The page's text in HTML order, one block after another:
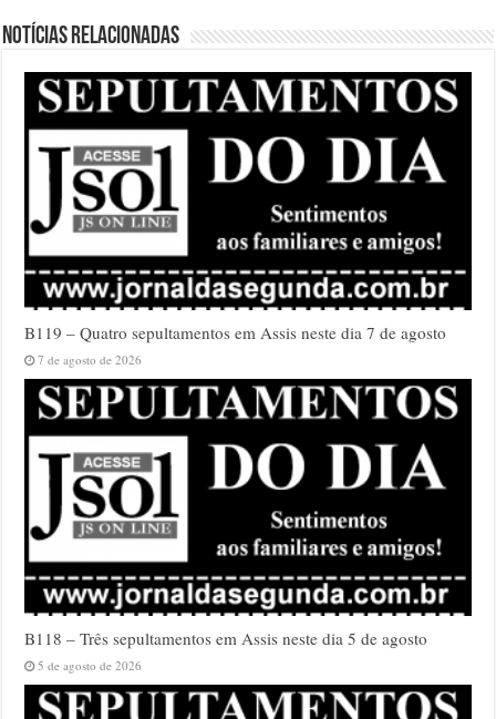
Notícias relacionadas
B119 – Quatro sepultamentos em Assis neste dia 7 de agosto
7 de agosto de 2026
B118 – Três sepultamentos em Assis neste dia 5 de agosto
5 de agosto de 2026